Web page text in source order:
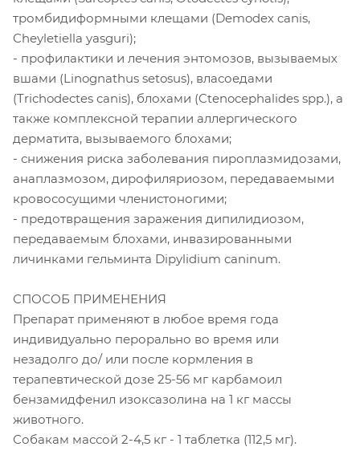
тромбидиформными клещами (Demodex canis,
Cheyletiella yasguri);
- профилактики и лечения энтомозов, вызываемых
вшами (Linognathus setosus), власоедами
(Trichodectes canis), блохами (Ctenocephalides spp.), а
также комплексной терапии аллергического
дерматита, вызываемого блохами;
- снижения риска заболевания пироплазмидозами,
анаплазмозом, дирофиляриозом, передаваемыми
кровососущими членистоногими;
- предотвращения заражения дипилидиозом,
передаваемым блохами, инвазированными
личинками гельминта Dipylidium caninum.
СПОСОБ ПРИМЕНЕНИЯ
Препарат применяют в любое время года
индивидуально перорально во время или
незадолго до/ или после кормления в
терапевтической дозе 25-56 мг карбамоил
бензамидфенил изоксазолина на 1 кг массы
животного.
Собакам массой 2-4,5 кг - 1 таблетка (112,5 мг).